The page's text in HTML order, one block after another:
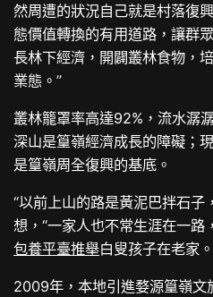
然周遭的狀況自己就是村落復
態價值轉換的有用道路，讓群
長林下經濟，開闢叢林食物，
業態。”
叢林籠罩率高達92%，流水潺
深山是篁嶺經濟成長的障礙；
是篁嶺周全復興的基底。
“以前上山的路是黃泥巴拌石子
想，“一家人也不常生涯在一路
包養平臺推舉白叟孩子在老家
2009年，本地引進婺源篁嶺文